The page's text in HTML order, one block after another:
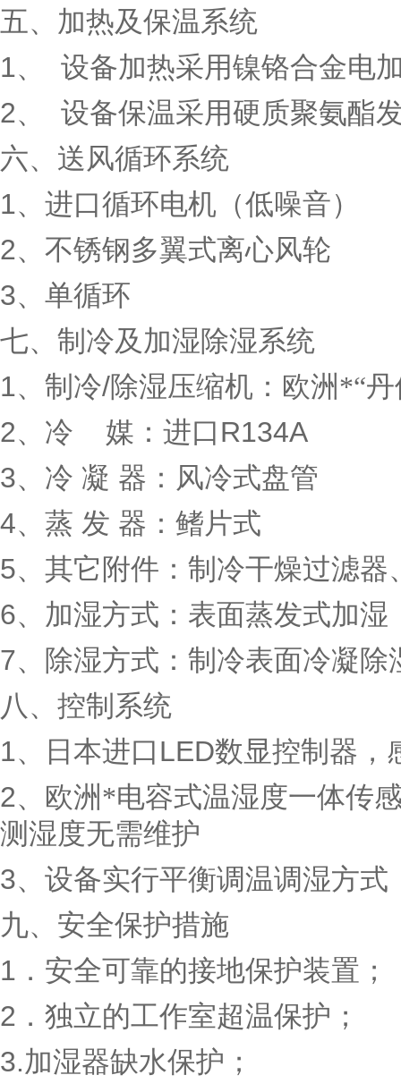
五、 加热及保温系统
1、
设备加热采用镍铬合金电
2、
设备保温采用硬质聚氨酯
六、送风循环系统
1、进口循环电机（低噪音）
2、不锈钢多翼式离心风轮
3、单循环
七、制冷及加湿除湿系统
1、制冷/除湿压缩机：欧洲*“
2、冷 媒：进口R134A
3、冷 凝 器：风冷式盘管
4、蒸 发 器：鳍片式
5、其它附件：制冷干燥过滤器
6、加湿方式：表面蒸发式加
7、除湿方式：制冷表面冷凝除
八、 控制系统
1、日本进口LED数显控制器，
2、欧洲*电容式温湿度一体传
测湿度无需维护
3、设备实行平衡调温调湿方式
九、安全保护措施
1 ．安全可靠的接地保护装置；
2 ．独立的工作室超温保护；
3.加湿器缺水保护；